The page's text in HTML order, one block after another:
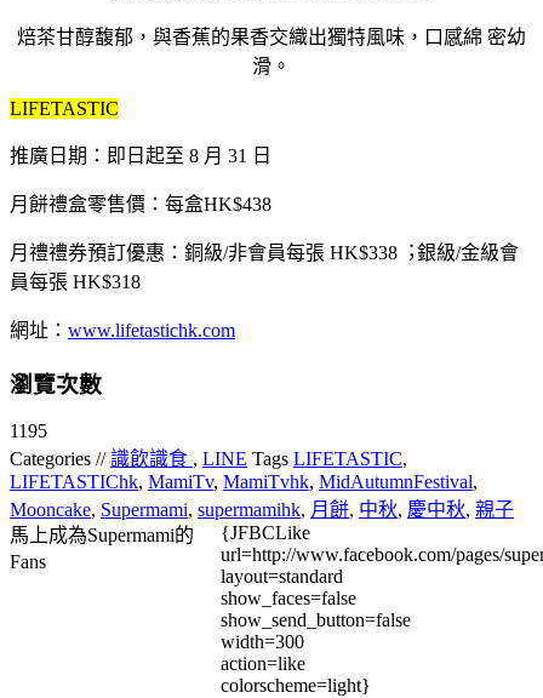
焙茶甘醇馥郁，與香蕉的果香交織出獨特風味，口感綿 密幼
滑。
LIFETASTIC
推廣⽇期：即⽇起至 8 ⽉ 31 ⽇
⽉餅禮盒零售價：每盒HK$438
⽉禮禮券預訂優惠：銅級/非會員每張 HK$338︔銀級/⾦級會
員每張 HK$318
網址： www.lifetastichk.com
瀏覽次數
1195
Categories //識飲識食 , LINE Tags LIFETASTIC,
LIFETASTIChk, MamiTv, MamiTvhk, MidAutumnFestival,
Mooncake, Supermami, supermamihk, ⽉餅, 中秋, 慶中秋, 親子
馬上成為Supermami的
Fans
{JFBCLike
url=http://www.facebook.com/pages/
layout=standard
show_faces=false
show_send_button=false
width=300
action=like
colorscheme=light}